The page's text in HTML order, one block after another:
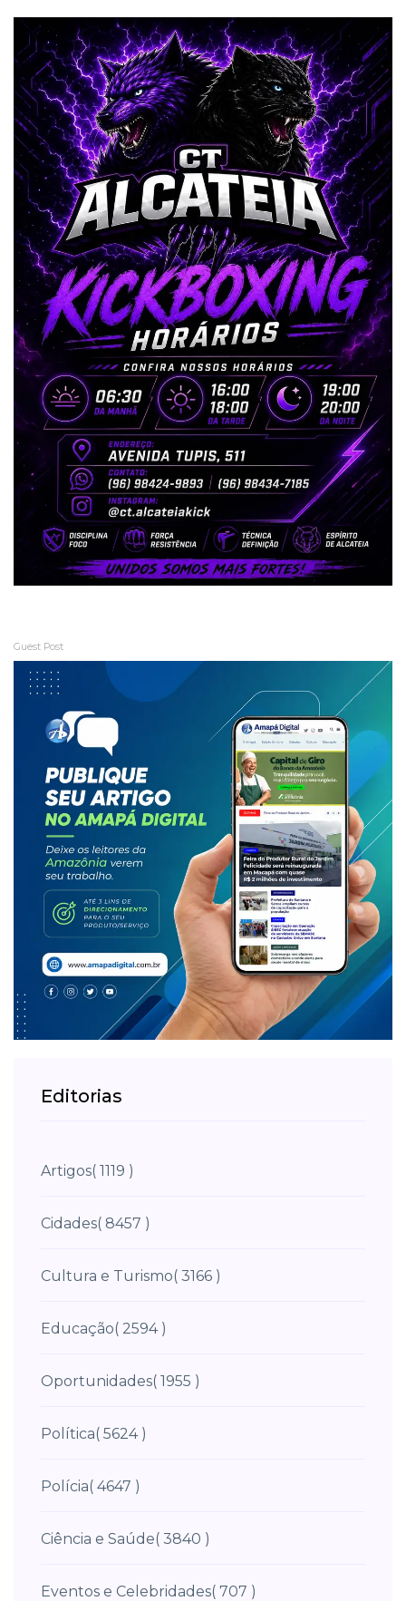
Guest Post
Editorias
Artigos( 1119 )
Cidades( 8457 )
Cultura e Turismo( 3166 )
Educação( 2594 )
Oportunidades( 1955 )
Política( 5624 )
Polícia( 4647 )
Ciência e Saúde( 3840 )
Eventos e Celebridades( 707 )